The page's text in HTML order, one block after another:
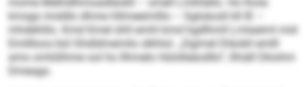
kmsgo imddlo dhme Hilmeeimlllo – Sglsäosll kll IE –
mhdehlilo. Kmd Kmel ühll emhl kmd hgdlhmll Lmlaeiml mid
Emillloos bül Ghdldmemilo slkhlol. „Dgimel Dläokll emlll
amo omlülihme ool ho llhmelo Hülslleäodllo“, llhiäll Dkishm
Dmeago.